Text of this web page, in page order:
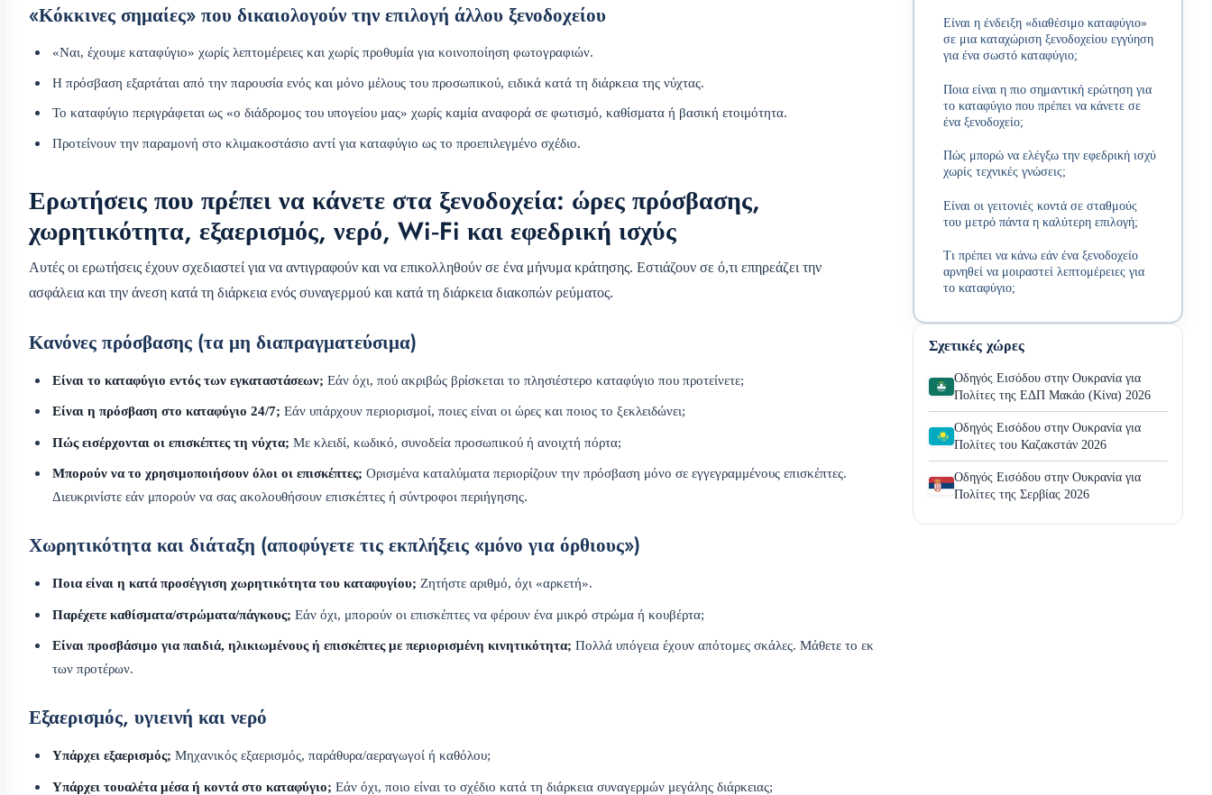
«Κόκκινες σημαίες» που δικαιολογούν την επιλογή άλλου ξενοδοχείου
«Ναι, έχουμε καταφύγιο» χωρίς λεπτομέρειες και χωρίς προθυμία για κοινοποίηση φωτογραφιών.
Η πρόσβαση εξαρτάται από την παρουσία ενός και μόνο μέλους του προσωπικού, ειδικά κατά τη διάρκεια της νύχτας.
Το καταφύγιο περιγράφεται ως «ο διάδρομος του υπογείου μας» χωρίς καμία αναφορά σε φωτισμό, καθίσματα ή βασική ετοιμότητα.
Προτείνουν την παραμονή στο κλιμακοστάσιο αντί για καταφύγιο ως το προεπιλεγμένο σχέδιο.
Ερωτήσεις που πρέπει να κάνετε στα ξενοδοχεία: ώρες πρόσβασης,
χωρητικότητα, εξαερισμός, νερό, Wi‑Fi και εφεδρική ισχύς
Αυτές οι ερωτήσεις έχουν σχεδιαστεί για να αντιγραφούν και να επικολληθούν σε ένα μήνυμα κράτησης. Εστιάζουν σε ό,τι επηρεάζει την
ασφάλεια και την άνεση κατά τη διάρκεια ενός συναγερμού και κατά τη διάρκεια διακοπών ρεύματος.
Κανόνες πρόσβασης (τα μη διαπραγματεύσιμα)
Είναι το καταφύγιο εντός των εγκαταστάσεων; Εάν όχι, πού ακριβώς βρίσκεται το πλησιέστερο καταφύγιο που προτείνετε;
Είναι η πρόσβαση στο καταφύγιο 24/7; Εάν υπάρχουν περιορισμοί, ποιες είναι οι ώρες και ποιος το ξεκλειδώνει;
Πώς εισέρχονται οι επισκέπτες τη νύχτα; Με κλειδί, κωδικό, συνοδεία προσωπικού ή ανοιχτή πόρτα;
Μπορούν να το χρησιμοποιήσουν όλοι οι επισκέπτες; Ορισμένα καταλύματα περιορίζουν την πρόσβαση μόνο σε εγγεγραμμένους επισκέπτες.
Διευκρινίστε εάν μπορούν να σας ακολουθήσουν επισκέπτες ή σύντροφοι περιήγησης.
Χωρητικότητα και διάταξη (αποφύγετε τις εκπλήξεις «μόνο για όρθιους»)
Ποια είναι η κατά προσέγγιση χωρητικότητα του καταφυγίου; Ζητήστε αριθμό, όχι «αρκετή».
Παρέχετε καθίσματα/στρώματα/πάγκους; Εάν όχι, μπορούν οι επισκέπτες να φέρουν ένα μικρό στρώμα ή κουβέρτα;
Είναι προσβάσιμο για παιδιά, ηλικιωμένους ή επισκέπτες με περιορισμένη κινητικότητα; Πολλά υπόγεια έχουν απότομες σκάλες. Μάθετε το εκ
των προτέρων.
Εξαερισμός, υγιεινή και νερό
Υπάρχει εξαερισμός; Μηχανικός εξαερισμός, παράθυρα/αεραγωγοί ή καθόλου;
Υπάρχει τουαλέτα μέσα ή κοντά στο καταφύγιο; Εάν όχι, ποιο είναι το σχέδιο κατά τη διάρκεια συναγερμών μεγάλης διάρκειας;
Είναι η ένδειξη «διαθέσιμο καταφύγιο»
σε μια καταχώριση ξενοδοχείου εγγύηση
για ένα σωστό καταφύγιο;
Ποια είναι η πιο σημαντική ερώτηση για
το καταφύγιο που πρέπει να κάνετε σε
ένα ξενοδοχείο;
Πώς μπορώ να ελέγξω την εφεδρική ισχύ
χωρίς τεχνικές γνώσεις;
Είναι οι γειτονιές κοντά σε σταθμούς
του μετρό πάντα η καλύτερη επιλογή;
Τι πρέπει να κάνω εάν ένα ξενοδοχείο
αρνηθεί να μοιραστεί λεπτομέρειες για
το καταφύγιο;
Σχετικές χώρες
Οδηγός Εισόδου στην Ουκρανία για
Πολίτες της ΕΔΠ Μακάο (Κίνα) 2026
Οδηγός Εισόδου στην Ουκρανία για
Πολίτες του Καζακστάν 2026
Οδηγός Εισόδου στην Ουκρανία για
Πολίτες της Σερβίας 2026